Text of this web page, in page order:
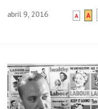
abril 9, 2016 A A